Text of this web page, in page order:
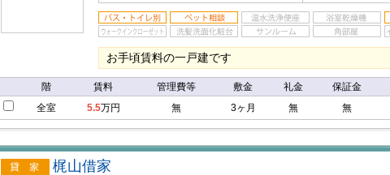
お手頃賃料の一戸建です
階 賃料 管理費等 敷金 礼金 保証金
全室
5.5万円 無 3ヶ月 無 無
梶山借家